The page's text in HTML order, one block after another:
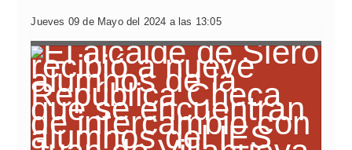
Jueves 09 de Mayo del 2024 a las 13:05